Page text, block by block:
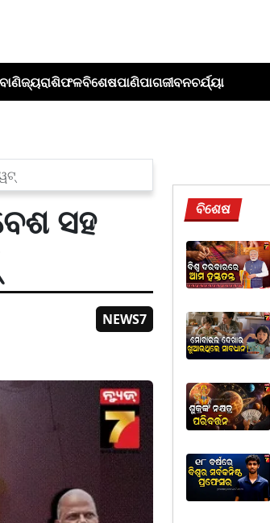
ରାଶିଫଳବିଶେଷପାଣିପାଗଜୀବନଚର୍ଯ୍ୟା
ସହ
NEWS7
ବିଶେଷ